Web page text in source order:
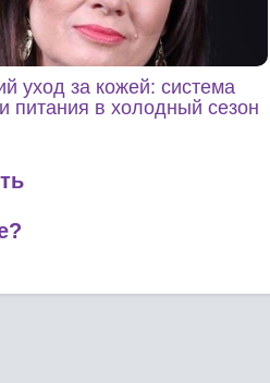
уход за кожей: система
питания в холодный сезон